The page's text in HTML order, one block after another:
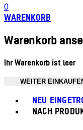
0
WARENKORB
Warenkorb
Ihr Warenkorb ist leer
WEITER
NEU
NACH